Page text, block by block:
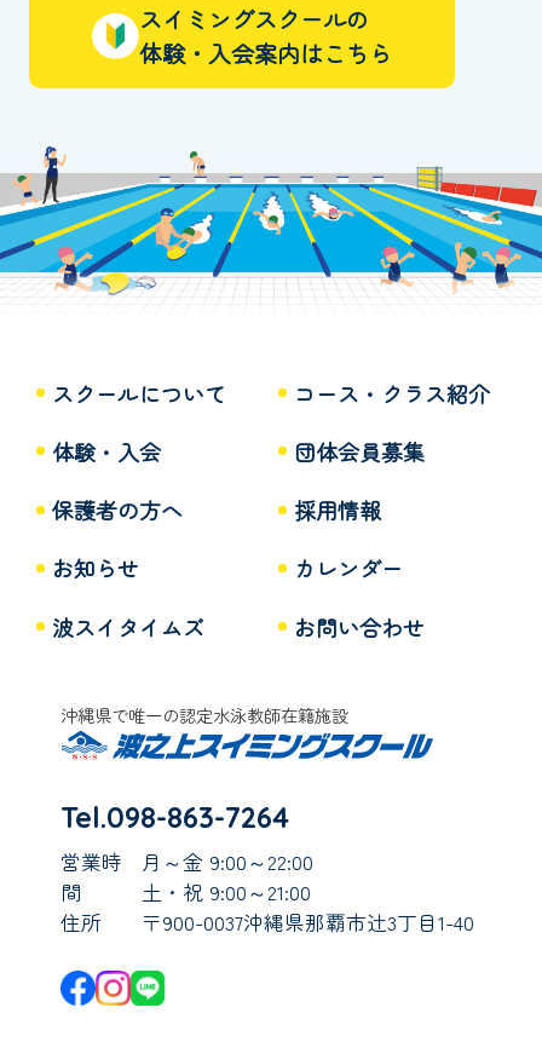
スイミングスクールの
体験・入会案内はこちら
スクールについて
コース・クラス紹介
体験・入会
団体会員募集
保護者の方へ
採用情報
お知らせ
カレンダー
波スイタイムズ
お問い合わせ
沖縄県で唯一の認定水泳教師在籍施設
Tel.098-863-7264
営業時
間
月～金 9:00～22:00
土・祝 9:00～21:00
住所
〒900-0037沖縄県那覇市辻3丁目1-40